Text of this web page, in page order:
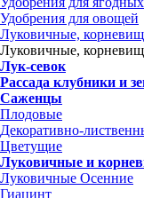
Удобрения для овощей
Луковичные,
Луковичные,
Лук-севок
Рассада клубники и
Саженцы
Плодовые
Декоративно-
Цветущие
Луковичные и
Луковичные Осенние
Гиацинт